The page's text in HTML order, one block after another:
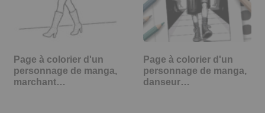
Page à colorier d'un
personnage de manga,
marchant…
Page à colorier d'un
personnage de manga,
danseur…